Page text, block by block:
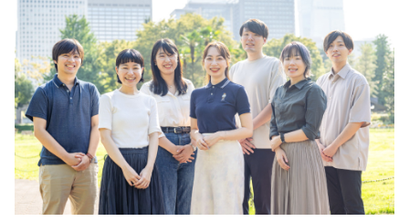
インタビュー
就活成功ガイド
リファレンス
プラン
個人向けプラン
法人向けプラン
学校向けプラン
再チャレンジ結果一覧
paiza times
note